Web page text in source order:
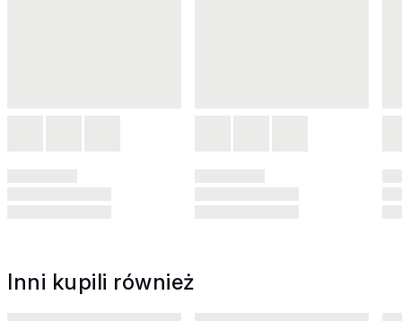
Inni kupili również